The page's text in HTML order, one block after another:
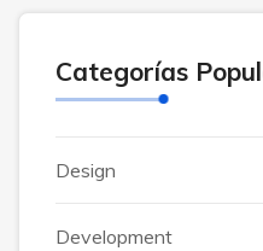
Categorías
Design
Development